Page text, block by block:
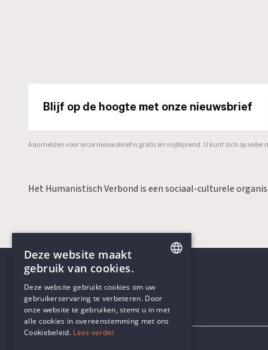
Blijf op de hoogte met onze nieuwsbrief
Aanmelden voor onze nieuwsbrief is gratis en vrijblijvend. U kunt zich op ieder
Het Humanistisch Verbond is een sociaal-culturele
Contactgegevens
DUTCH
Deze website maakt
gebruik van cookies.
Deze website gebruikt cookies om uw
gebruikerservaring te verbeteren. Door
onze website te gebruiken, stemt u in met
alle cookies in overeenstemming met ons
Cookiebeleid. Lees verder